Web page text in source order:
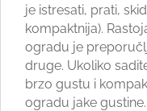
je istresati, prati,
kompaktnija).
ogradu je
druge. Ukoliko
brzo gustu i
ogradu jake